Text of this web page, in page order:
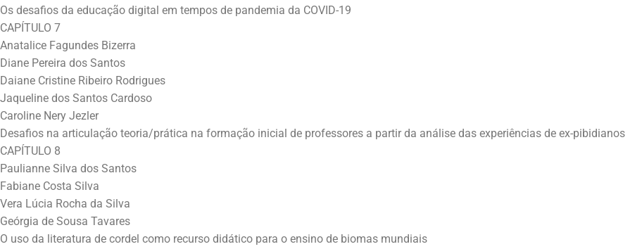
Os desafios da educação digital em tempos de pandemia da COVID-19
CAPÍTULO 7
Anatalice Fagundes Bizerra
Diane Pereira dos Santos
Daiane Cristine Ribeiro Rodrigues
Jaqueline dos Santos Cardoso
Caroline Nery Jezler
Desafios na articulação teoria/prática na formação inicial de professores a partir da análise das experiências de ex-pibidianos
CAPÍTULO 8
Paulianne Silva dos Santos
Fabiane Costa Silva
Vera Lúcia Rocha da Silva
Geórgia de Sousa Tavares
O uso da literatura de cordel como recurso didático para o ensino de biomas mundiais